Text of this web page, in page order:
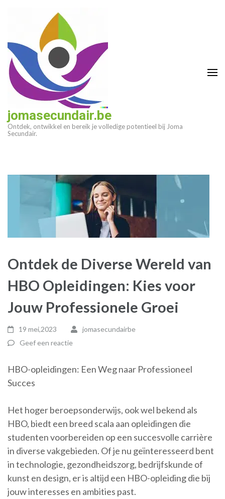
(druk
enter)
jomasecundair.be
Ontdek, ontwikkel en bereik je volledige potentieel bij Joma
Secundair.
Ontdek de Diverse Wereld van
HBO Opleidingen: Kies voor
Jouw Professionele Groei
19 mei,2023
jomasecundairbe
Geef een reactie
HBO-opleidingen: Een Weg naar Professioneel
Succes
Het hoger beroepsonderwijs, ook wel bekend als
HBO, biedt een breed scala aan opleidingen die
studenten voorbereiden op een succesvolle carrière
in diverse vakgebieden. Of je nu geïnteresseerd bent
in technologie, gezondheidszorg, bedrijfskunde of
kunst en design, er is altijd een HBO-opleiding die bij
jouw interesses en ambities past.